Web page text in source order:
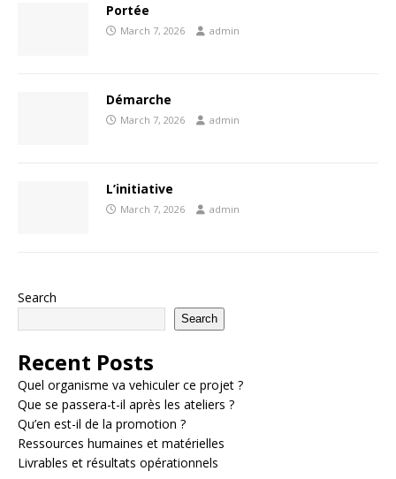
Portée
March 7, 2026 admin
Démarche
March 7, 2026 admin
L’initiative
March 7, 2026 admin
Search
Search
Recent Posts
Quel organisme va vehiculer ce projet ?
Que se passera-t-il après les ateliers ?
Qu’en est-il de la promotion ?
Ressources humaines et matérielles
Livrables et résultats opérationnels